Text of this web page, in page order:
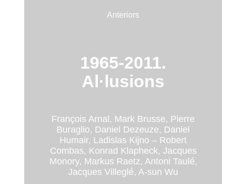
Anteriors
1965-2011.
Al·lusions
François Arnal, Mark Brusse, Pierre
Buraglio, Daniel Dezeuze, Daniel
Humair, Ladislas Kijno – Robert
Combas, Konrad Klapheck, Jacques
Monory, Markus Raetz, Antoni Taulé,
Jacques Villeglé, A-sun Wu